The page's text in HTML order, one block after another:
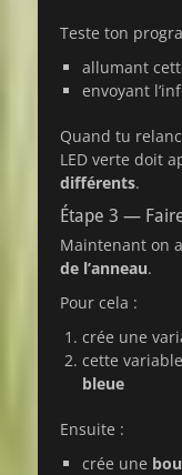
Teste ton
allumant
envoyant
Quand tu
LED verte doit
différents.
Étape 3 —
Maintenant on
de l’anneau.
Pour cela :
crée une
cette
bleue
Ensuite :
crée une